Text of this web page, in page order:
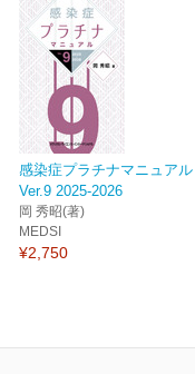
感染症プラチナマニュアル
Ver.9 2025-2026
岡 秀昭(著)
MEDSI
¥2,750